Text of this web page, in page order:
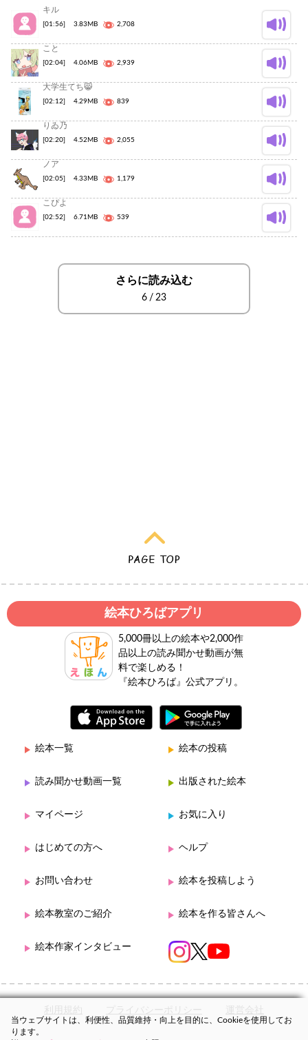
キル
[01:56] 3.83MB 2,708
こと
[02:04] 4.06MB 2,939
大学生てち😸
[02:12] 4.29MB 839
りゐ乃
[02:20] 4.52MB 2,055
ノア
[02:05] 4.33MB 1,179
こぴよ
[02:52] 6.71MB 539
さらに読み込む
6 / 23
絵本ひろばアプリ
5,000冊以上の絵本や2,000作
品以上の読み聞かせ動画が無
料で楽しめる！
『絵本ひろば』公式アプリ。
絵本一覧 絵本の投稿
読み聞かせ動画一覧 出版された絵本
マイページ お気に入り
はじめての方へ ヘルプ
お問い合わせ 絵本を投稿しよう
絵本教室のご紹介 絵本を作る皆さんへ
絵本作家インタビュー
利用規約 プライバシーポリシー 運営会社
当ウェブサイトは、利便性、品質維持・向上を目的に、Cookieを使用してお
ります。